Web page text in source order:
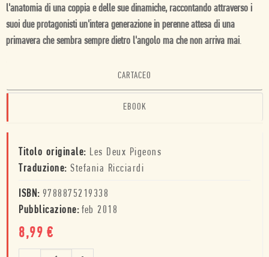
l'anatomia di una coppia e delle sue dinamiche, raccontando attraverso i
suoi due protagonisti un'intera generazione in perenne attesa di una
primavera che sembra sempre dietro l'angolo ma che non arriva mai.
CARTACEO
EBOOK
Titolo originale: Les Deux Pigeons
Traduzione: Stefania Ricciardi
ISBN: 9788875219338
Pubblicazione: feb 2018
8,99 €